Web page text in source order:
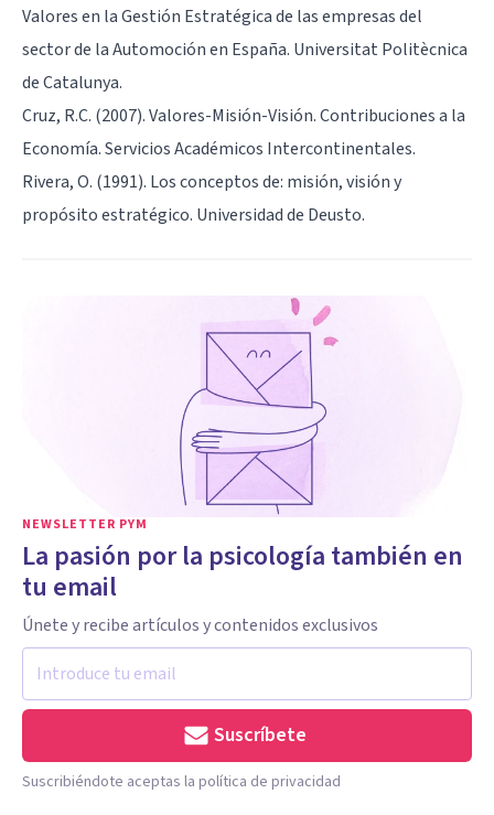
Valores en la Gestión Estratégica de las empresas del
sector de la Automoción en España. Universitat Politècnica
de Catalunya.
Cruz, R.C. (2007). Valores-Misión-Visión. Contribuciones a la
Economía. Servicios Académicos Intercontinentales.
Rivera, O. (1991). Los conceptos de: misión, visión y
propósito estratégico. Universidad de Deusto.
NEWSLETTER PYM
La pasión por la psicología también en
tu email
Únete y recibe artículos y contenidos exclusivos
Suscríbete
Suscribiéndote aceptas la política de privacidad